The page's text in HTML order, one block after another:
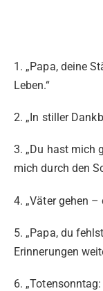
1. „Papa, deine
Leben.“
2. „In stiller
3. „Du hast mich
mich durch den
4. „Väter gehen –
5. „Papa, du
Erinnerungen
6.